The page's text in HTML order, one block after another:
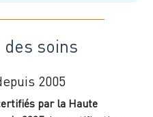
soins
2005
par la Haute